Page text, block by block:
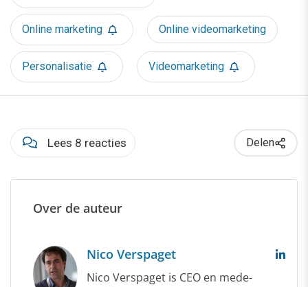
Online marketing Online videomarketing
Personalisatie Videomarketing
Lees 8 reacties Delen
Over de auteur
Nico Verspaget
Nico Verspaget is CEO en mede-